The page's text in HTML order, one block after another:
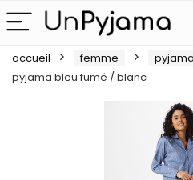
accueil femme pyjama
pyjama bleu fumé / blanc